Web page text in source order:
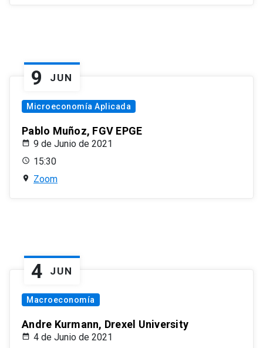
9 JUN
Microeconomía Aplicada
Pablo Muñoz, FGV EPGE
9 de Junio de 2021
15:30
Zoom
4 JUN
Macroeconomía
Andre Kurmann, Drexel University
4 de Junio de 2021